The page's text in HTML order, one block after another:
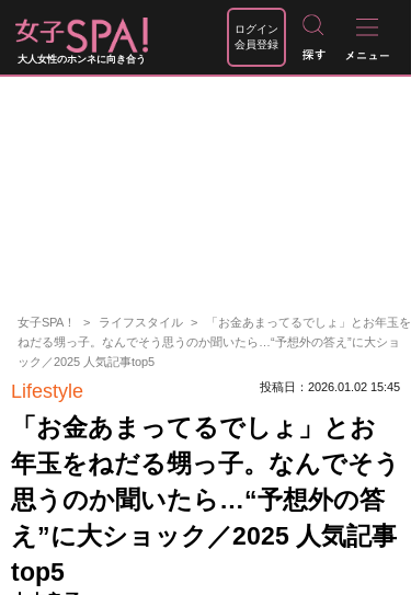
大人女性のホンネに向き合う
ログイン
会員登録
女子SPA！ ライフスタイル
「お金あまってるでしょ」とお年玉を
ねだる甥っ子。なんでそう思うのか聞いたら…“予想外の答え”に大ショ
ック／2025 人気記事top5
Lifestyle 投稿日：2026.01.02 15:45
「お金あまってるでしょ」とお
年玉をねだる甥っ子。なんでそう
思うのか聞いたら…“予想外の答
え”に大ショック／2025 人気記事
top5